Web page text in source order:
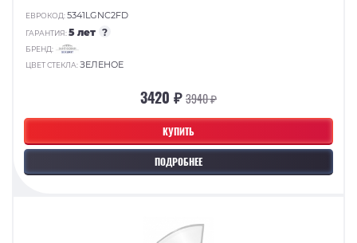
КУПИТЬ
ПОДРОБНЕЕ
ЕВРОКОД:5341LGNC2FD
ГАРАНТИЯ:5 лет ?
БРЕНД:
ЦВЕТ СТЕКЛА:ЗЕЛЕНОЕ
3420 ₽3940 ₽